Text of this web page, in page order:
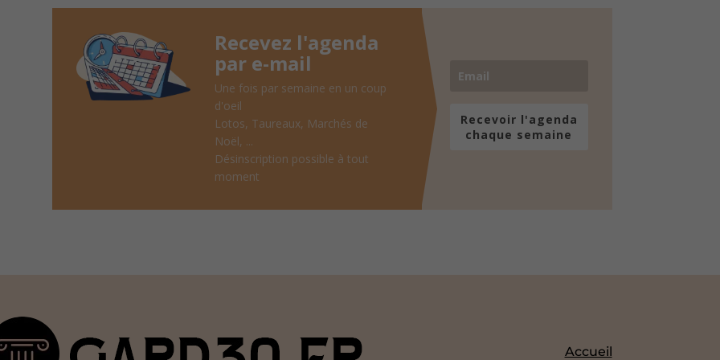
Recevez l'agenda
par e-mail
Une fois par semaine en un coup
d'oeil
Lotos, Taureaux, Marchés de
Noël, ...
Désinscription possible à tout
moment
Recevoir l'agenda
chaque semaine
Accueil